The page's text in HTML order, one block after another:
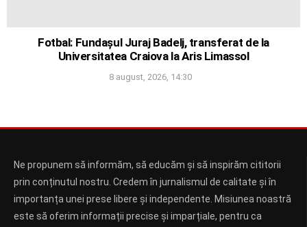
Fotbal: Fundașul Juraj Badelj, transferat de la
Universitatea Craiova la Aris Limassol
8 august, 2026, 14:30
Ne propunem să informăm, să educăm și să inspirăm cititorii
prin conținutul nostru. Credem în jurnalismul de calitate și în
importanța unei prese libere și independente. Misiunea noastră
este să oferim informații precise și imparțiale, pentru ca